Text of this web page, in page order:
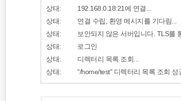
상태:
192.168.0.18:21에 연결...
상태:
연결 수립, 환영 메시지를 기다림...
상태:
보안되지 않은 서버입니다. TLS를
상태:
로그인
상태:
디렉터리 목록 조회...
상태:
"/home/test" 디렉터리 목록 조회 성